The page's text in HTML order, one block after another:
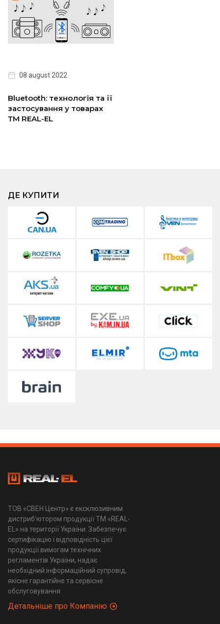
08 august 2022
Bluetooth: технологія та її
застосування у товарах
ТМ REAL-EL
ДЕ КУПИТИ
ТОВ «СВЕН Центр» є ексклюзивним
дистриб'ютором продукції ТМ «REAL-
EL» на території України. Забезпечує
сертифікацію і відповідність цієї
продукції вимогам технічних
регламентів України, надає
необхідний інформаційний супровід,
якісне гарантійне та сервісне
обслуговування
Детальніше про Компанію